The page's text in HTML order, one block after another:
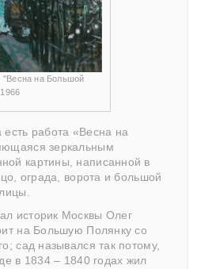
"Весна на Большой
работа «Весна на
зеркальным
картины, написанной в
ограда, ворота и большой
историк Москвы Олег
на Большую Полянку со
сад назывался так потому,
в 1834 – 1840 годах жил